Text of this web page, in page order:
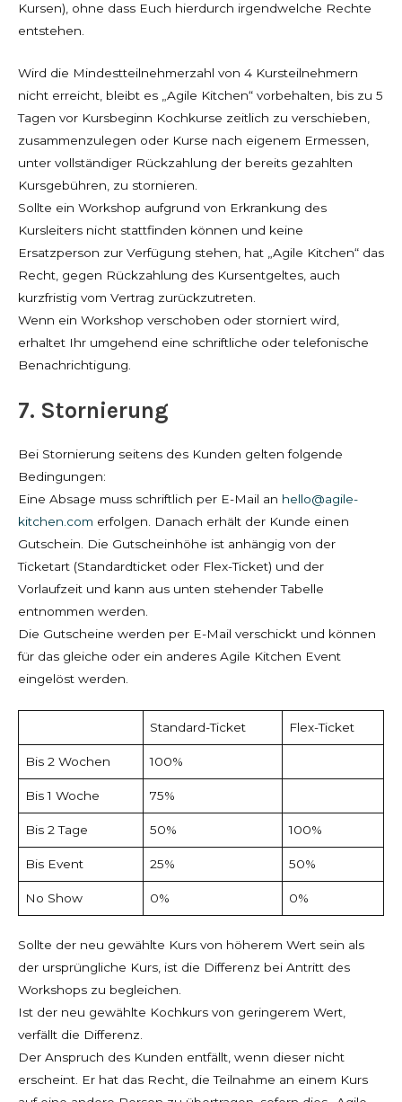
Kursen), ohne dass Euch hierdurch irgendwelche Rechte
entstehen.
Wird die Mindestteilnehmerzahl von 4 Kursteilnehmern
nicht erreicht, bleibt es „Agile Kitchen“ vorbehalten, bis zu 5
Tagen vor Kursbeginn Kochkurse zeitlich zu verschieben,
zusammenzulegen oder Kurse nach eigenem Ermessen,
unter vollständiger Rückzahlung der bereits gezahlten
Kursgebühren, zu stornieren.
Sollte ein Workshop aufgrund von Erkrankung des
Kursleiters nicht stattfinden können und keine
Ersatzperson zur Verfügung stehen, hat „Agile Kitchen“ das
Recht, gegen Rückzahlung des Kursentgeltes, auch
kurzfristig vom Vertrag zurückzutreten.
Wenn ein Workshop verschoben oder storniert wird,
erhaltet Ihr umgehend eine schriftliche oder telefonische
Benachrichtigung.
7. Stornierung
Bei Stornierung seitens des Kunden gelten folgende
Bedingungen:
Eine Absage muss schriftlich per E-Mail an hello@agile-
kitchen.com erfolgen. Danach erhält der Kunde einen
Gutschein. Die Gutscheinhöhe ist anhängig von der
Ticketart (Standardticket oder Flex-Ticket) und der
Vorlaufzeit und kann aus unten stehender Tabelle
entnommen werden.
Die Gutscheine werden per E-Mail verschickt und können
für das gleiche oder ein anderes Agile Kitchen Event
eingelöst werden.
Standard-Ticket Flex-Ticket
Bis 2 Wochen 100%
Bis 1 Woche 75%
Bis 2 Tage 50% 100%
Bis Event 25% 50%
No Show 0% 0%
Sollte der neu gewählte Kurs von höherem Wert sein als
der ursprüngliche Kurs, ist die Differenz bei Antritt des
Workshops zu begleichen.
Ist der neu gewählte Kochkurs von geringerem Wert,
verfällt die Differenz.
Der Anspruch des Kunden entfällt, wenn dieser nicht
erscheint. Er hat das Recht, die Teilnahme an einem Kurs